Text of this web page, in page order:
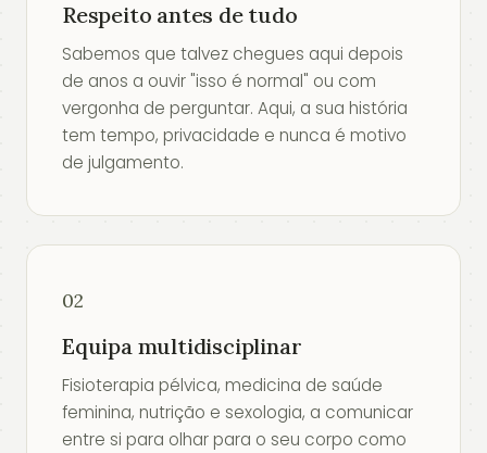
Respeito antes de tudo
Sabemos que talvez chegues aqui depois
de anos a ouvir "isso é normal" ou com
vergonha de perguntar. Aqui, a sua história
tem tempo, privacidade e nunca é motivo
de julgamento.
02
Equipa multidisciplinar
Fisioterapia pélvica, medicina de saúde
feminina, nutrição e sexologia, a comunicar
entre si para olhar para o seu corpo como